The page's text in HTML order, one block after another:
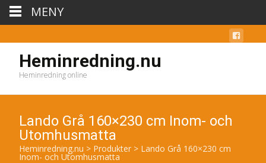
Heminredning.nu
Heminredning online
Lando Grå 160×230 cm Inom- och
Utomhusmatta
Heminredning.nu > Produkter > Lando Grå 160×230 cm
Inom- och Utomhusmatta
MENY